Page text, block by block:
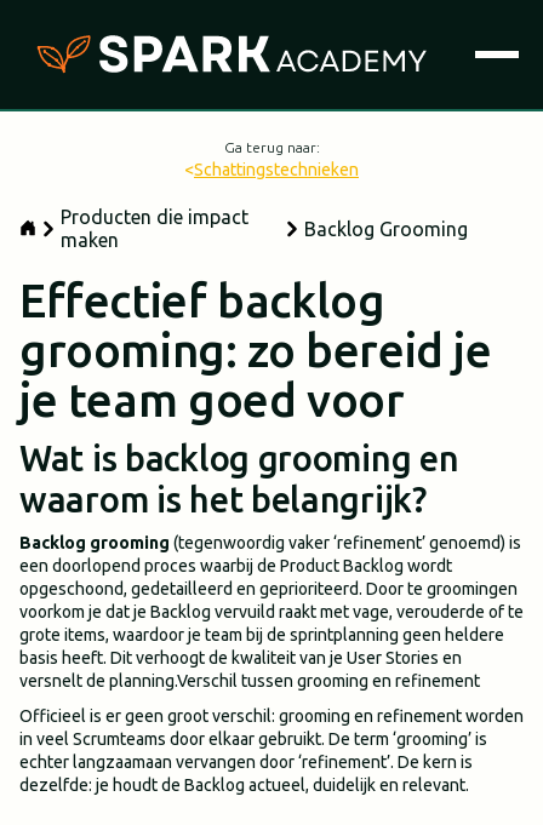
Ga terug naar:
<Schattingstechnieken
Producten die impact
maken
Backlog Grooming
Effectief backlog
grooming: zo bereid je
je team goed voor
Wat is backlog grooming en
waarom is het belangrijk?
Backlog grooming (tegenwoordig vaker ‘refinement’ genoemd) is
een doorlopend proces waarbij de Product Backlog wordt
opgeschoond, gedetailleerd en geprioriteerd. Door te groomingen
voorkom je dat je Backlog vervuild raakt met vage, verouderde of te
grote items, waardoor je team bij de sprintplanning geen heldere
basis heeft. Dit verhoogt de kwaliteit van je User Stories en
versnelt de planning.Verschil tussen grooming en refinement
Officieel is er geen groot verschil: grooming en refinement worden
in veel Scrumteams door elkaar gebruikt. De term ‘grooming’ is
echter langzaamaan vervangen door ‘refinement’. De kern is
dezelfde: je houdt de Backlog actueel, duidelijk en relevant.